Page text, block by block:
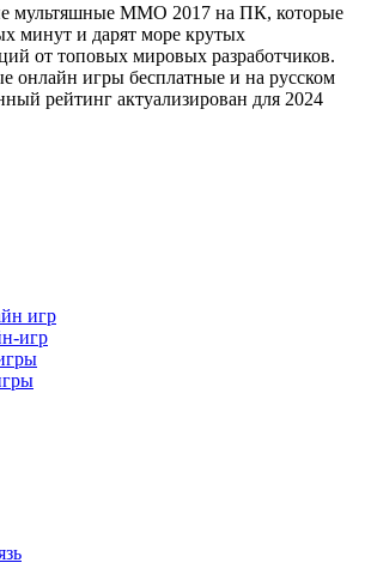
мультяшные MMO 2017 на ПК, которые
минут и дарят море крутых
от топовых мировых разработчиков.
онлайн игры бесплатные и на русском
рейтинг актуализирован для 2024
игр
игр